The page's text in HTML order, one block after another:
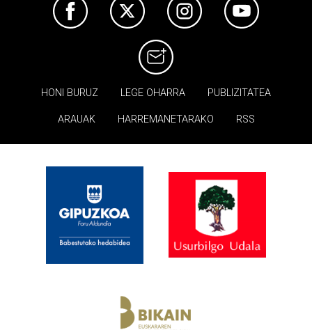
HONI BURUZ LEGE OHARRA PUBLIZITATEA
ARAUAK HARREMANETARAKO RSS